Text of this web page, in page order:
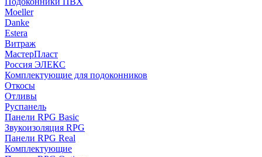
Moeller
Danke
Estera
Витраж
МастерПласт
Россия ЭЛЕКС
Комплектующие для подоконников
Откосы
Отливы
Руспанель
Панели RPG Basic
Звукоизоляция RPG
Панели RPG Real
Комплектующие